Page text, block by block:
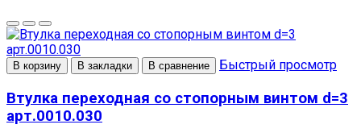
В корзину В закладки В сравнение Быстрый просмотр
Втулка переходная со стопорным винтом d=3
арт.0010.030